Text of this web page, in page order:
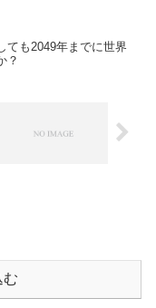
ても2049年までに世界
？
む